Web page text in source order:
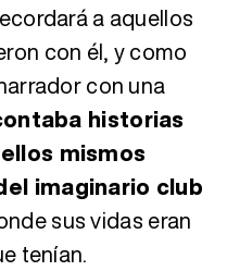
a aquellos
con él, y como
con una
historias
mismos
imaginario club
sus vidas eran
tenían.